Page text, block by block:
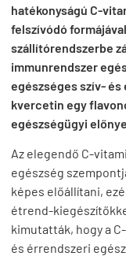
hatékonyságú C-
felszívódó
szállítórendszerbe
immunrendszer
egészséges szív- és
kvercetin egy
egészségügyi
Az elegendő C-
egészség
képes előállítani,
étrend-
kimutatták, hogy a
és érrendszeri